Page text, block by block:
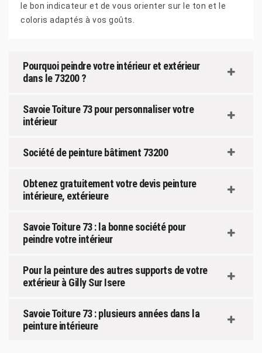
le bon indicateur et de vous orienter sur le ton et le
coloris adaptés à vos goûts.
Pourquoi peindre votre intérieur et extérieur
dans le 73200 ?
Savoie Toiture 73 pour personnaliser votre
intérieur
Société de peinture bâtiment 73200
Obtenez gratuitement votre devis peinture
intérieure, extérieure
Savoie Toiture 73 : la bonne société pour
peindre votre intérieur
Pour la peinture des autres supports de votre
extérieur à Gilly Sur Isere
Savoie Toiture 73 : plusieurs années dans la
peinture intérieure